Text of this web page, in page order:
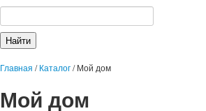
Главная /Каталог/Мой дом
Мой дом